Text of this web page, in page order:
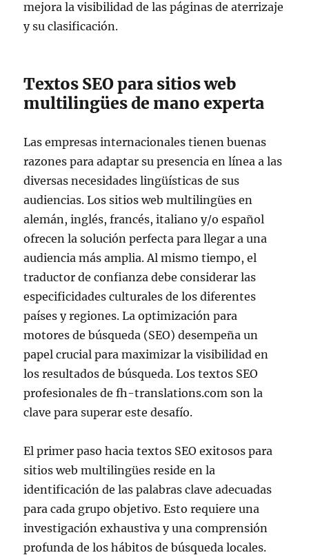
mejora la visibilidad de las páginas de aterrizaje
y su clasificación.
Textos SEO para sitios web
multilingües de mano experta
Las empresas internacionales tienen buenas
razones para adaptar su presencia en línea a las
diversas necesidades lingüísticas de sus
audiencias. Los sitios web multilingües en
alemán, inglés, francés, italiano y/o español
ofrecen la solución perfecta para llegar a una
audiencia más amplia. Al mismo tiempo, el
traductor de confianza debe considerar las
especificidades culturales de los diferentes
países y regiones. La optimización para
motores de búsqueda (SEO) desempeña un
papel crucial para maximizar la visibilidad en
los resultados de búsqueda. Los textos SEO
profesionales de fh-translations.com son la
clave para superar este desafío.
El primer paso hacia textos SEO exitosos para
sitios web multilingües reside en la
identificación de las palabras clave adecuadas
para cada grupo objetivo. Esto requiere una
investigación exhaustiva y una comprensión
profunda de los hábitos de búsqueda locales.